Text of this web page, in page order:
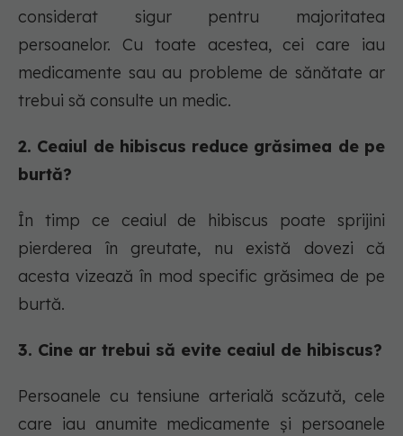
considerat sigur pentru majoritatea
persoanelor. Cu toate acestea, cei care iau
medicamente sau au probleme de sănătate ar
trebui să consulte un medic.
2. Ceaiul de hibiscus reduce grăsimea de pe
burtă?
În timp ce ceaiul de hibiscus poate sprijini
pierderea în greutate, nu există dovezi că
acesta vizează în mod specific grăsimea de pe
burtă.
3. Cine ar trebui să evite ceaiul de hibiscus?
Persoanele cu tensiune arterială scăzută, cele
care iau anumite medicamente și persoanele